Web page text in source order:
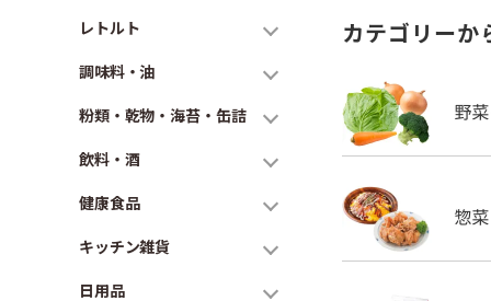
レトルト
調味料・油
粉類・乾物・海苔・缶詰
飲料・酒
健康食品
キッチン雑貨
日用品
カテゴリーか